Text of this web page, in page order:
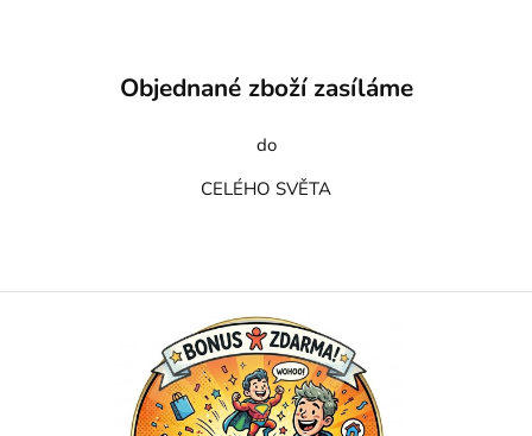
Objednané zboží zasíláme
do
CELÉHO SVĚTA